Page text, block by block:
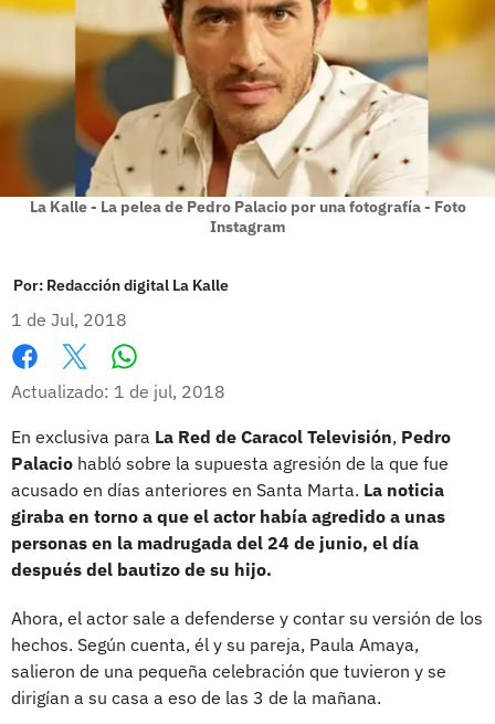
La Kalle - La pelea de Pedro Palacio por una fotografía - Foto
Instagram
Por: Redacción digital La Kalle
1 de Jul, 2018
Facebook
X
Actualizado: 1 de jul, 2018
En exclusiva para La Red de Caracol Televisión, Pedro
Palacio habló sobre la supuesta agresión de la que fue
acusado en días anteriores en Santa Marta. La noticia
giraba en torno a que el actor había agredido a unas
personas en la madrugada del 24 de junio, el día
después del bautizo de su hijo.
Ahora, el actor sale a defenderse y contar su versión de los
hechos. Según cuenta, él y su pareja, Paula Amaya,
salieron de una pequeña celebración que tuvieron y se
dirigían a su casa a eso de las 3 de la mañana.